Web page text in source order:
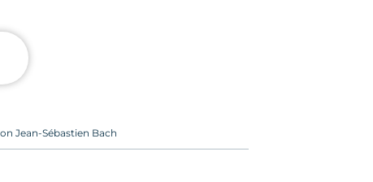
Jean-Sébastien Bach